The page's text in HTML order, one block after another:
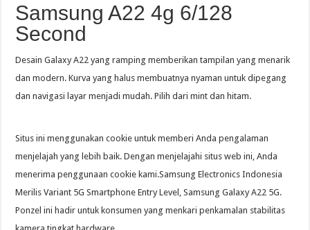
Samsung A22 4g 6/128
Second
Desain Galaxy A22 yang ramping memberikan tampilan yang menarik
dan modern. Kurva yang halus membuatnya nyaman untuk dipegang
dan navigasi layar menjadi mudah. Pilih dari mint dan hitam.
Situs ini menggunakan cookie untuk memberi Anda pengalaman
menjelajah yang lebih baik. Dengan menjelajahi situs web ini, Anda
menerima penggunaan cookie kami.Samsung Electronics Indonesia
Merilis Variant 5G Smartphone Entry Level, Samsung Galaxy A22 5G.
Ponzel ini hadir untuk konsumen yang menkari penkamalan stabilitas